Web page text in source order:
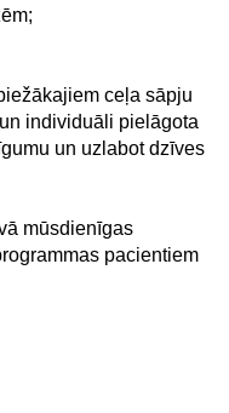
ceļa sāpju
individuāli pielāgota
un uzlabot dzīves
mūsdienīgas
pacientiem